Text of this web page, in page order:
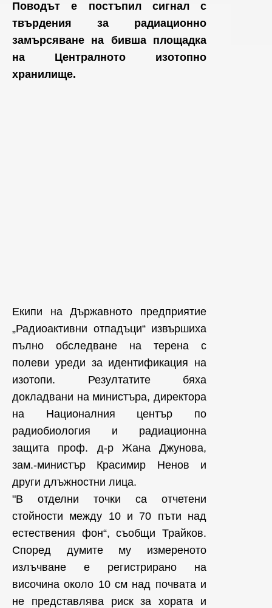
Поводът е постъпил сигнал с
твърдения за радиационно
замърсяване на бивша площадка
на Централното изотопно
хранилище.
Екипи на Държавното предприятие
„Радиоактивни отпадъци“ извършиха
пълно обследване на терена с
полеви уреди за идентификация на
изотопи. Резултатите бяха
докладвани на министъра, директора
на Националния център по
радиобиология и радиационна
защита проф. д-р Жана Джунова,
зам.-министър Красимир Ненов и
други длъжностни лица.
"В отделни точки са отчетени
стойности между 10 и 70 пъти над
естествения фон“, съобщи Трайков.
Според думите му измереното
излъчване е регистрирано на
височина около 10 см над почвата и
не представлява риск за хората и